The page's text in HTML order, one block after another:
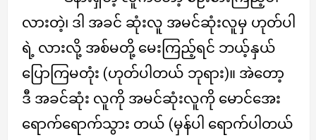
လားတဲ့၊ ဒါ အခင် ဆုံးလူ အမင်ဆုံးလူမှ ဟုတ်ပါ
ရဲ့ လားလို့ အစ်မတို့ မေးကြည့်ရင် ဘယ့်နှယ်
ပြောကြမတုံး (ဟုတ်ပါတယ် ဘုရား)။ အဲတော့
ဒီ အခင်ဆုံး လူကို အမင်ဆုံးလူကို မောင်အေး
ရောက်ရောက်သွား တယ် (မှန်ပါ ရောက်ပါတယ်